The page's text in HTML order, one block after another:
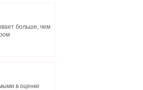
больше, чем
в оценке